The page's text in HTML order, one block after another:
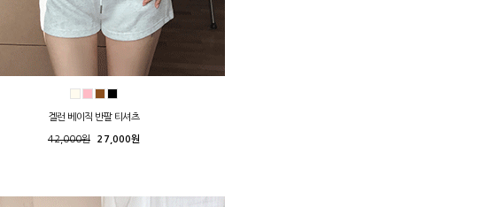
겔런 베이직 반팔 티셔츠
42,000원 27,000원